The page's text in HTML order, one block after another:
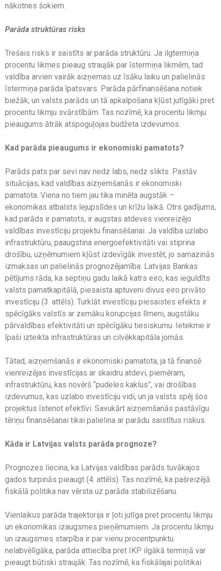
nākotnes šokiem.
Parāda struktūras risks
Trešais risks ir saistīts ar parāda struktūru. Ja ilgtermiņa
procentu likmes pieaug straujāk par īstermiņa likmēm, tad
valdība arvien vairāk aizņemas uz īsāku laiku un palielinās
īstermiņa parāda īpatsvars. Parāda pārfinansēšana notiek
biežāk, un valsts parāds un tā apkalpošana kļūst jutīgāki pret
procentu likmju svārstībām. Tas nozīmē, ka procentu likmju
pieaugums ātrāk atspoguļojas budžeta izdevumos.
Kad parāda pieaugums ir ekonomiski pamatots?
Parāds pats par sevi nav nedz labs, nedz slikts. Pastāv
situācijas, kad valdības aizņemšanās ir ekonomiski
pamatota. Viena no tiem jau tika minēta augstāk –
ekonomikas atbalsts lejupslīdes un krīžu laikā. Otrs gadījums,
kad parāds ir pamatots, ir augstas atdeves vienreizējo
valdības investīciju projektu finansēšanai. Ja valdība uzlabo
infrastruktūru, paaugstina energoefektivitāti vai stiprina
drošību, uzņēmumiem kļūst izdevīgāk investēt, jo samazinās
izmaksas un palielinās prognozējamība. Latvijas Bankas
pētījums rāda, ka septiņu gadu laikā katrs eiro, kas ieguldīts
valsts pamatkapitālā, piesaista aptuveni divus eiro privāto
investīciju (3. attēls). Turklāt investīciju piesaistes efekts ir
spēcīgāks valstīs ar zemāku korupcijas līmeni, augstāku
pārvaldības efektivitāti un spēcīgāku tiesiskumu. Ietekme ir
īpaši izteikta infrastruktūras un cilvēkkapitāla jomās.
Tātad, aizņemšanās ir ekonomiski pamatota, ja tā finansē
vienreizējas investīcijas ar skaidru atdevi, piemēram,
infrastruktūru, kas novērš “pudeles kaklus”, vai drošības
izdevumus, kas uzlabo investīciju vidi, un ja valsts spēj šos
projektus īstenot efektīvi. Savukārt aizņemšanās pastāvīgu
tēriņu finansēšanai tikai palielina ar parādu saistītus riskus.
Kāda ir Latvijas valsts parāda prognoze?
Prognozes liecina, ka Latvijas valdības parāds tuvākajos
gados turpinās pieaugt (4. attēls). Tas nozīmē, ka pašreizējā
fiskālā politika nav vērsta uz parāda stabilizēšanu.
Vienlaikus parāda trajektorija ir ļoti jutīga pret procentu likmju
un ekonomikas izaugsmes pieņēmumiem. Ja procentu likmju
un izaugsmes starpība ir par vienu procentpunktu
nelabvēlīgāka, parāda attiecība pret IKP ilgākā termiņā var
pieaugt būtiski straujāk. Tas nozīmē, ka fiskālajai politikai